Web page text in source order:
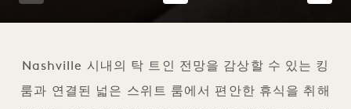
Nashville 시내의 탁 트인 전망을 감상할 수 있는 킹
룸과 연결된 넓은 스위트 룸에서 편안한 휴식을 취해